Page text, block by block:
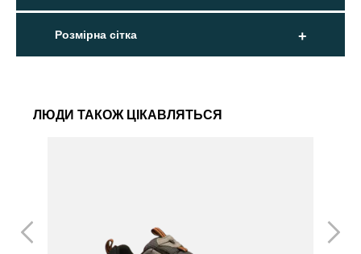
Розмірна сітка
ЛЮДИ ТАКОЖ ЦІКАВЛЯТЬСЯ